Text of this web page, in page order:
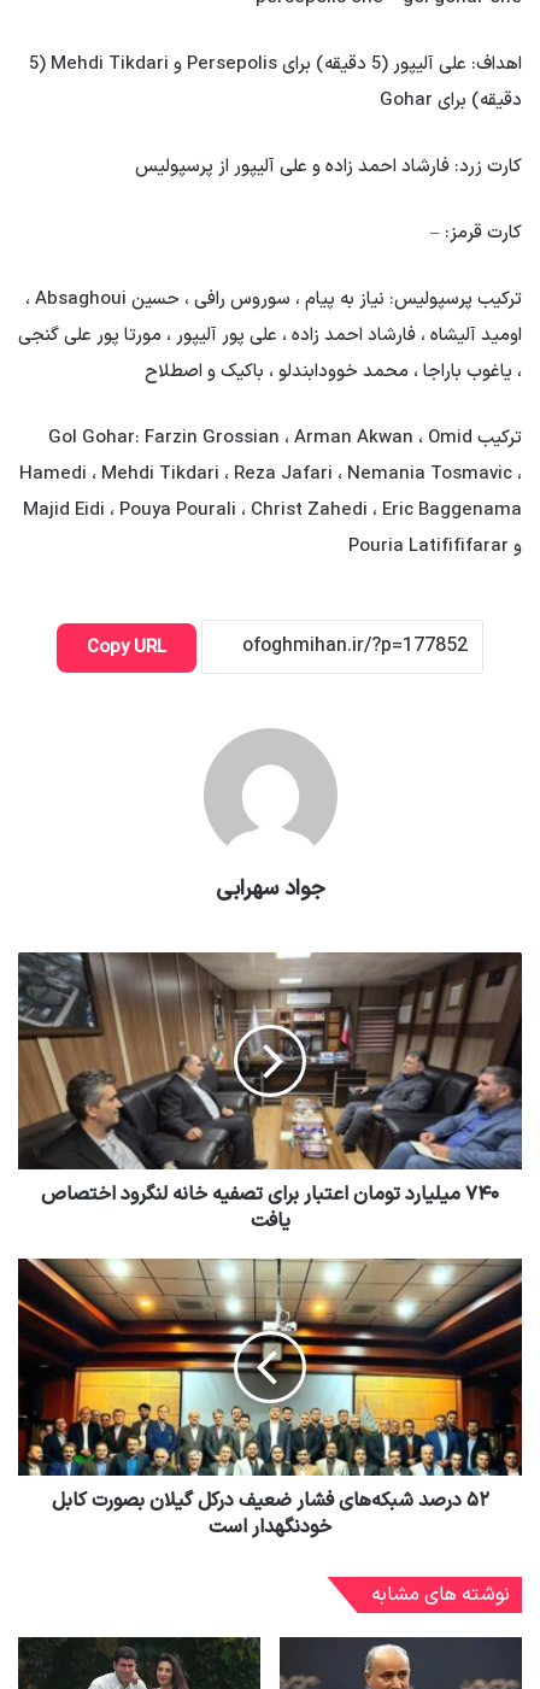
اهداف: علی آلیپور (5 دقیقه) برای Persepolis و Mehdi Tikdari (5
دقیقه) برای Gohar
کارت زرد: فارشاد احمد زاده و علی آلیپور از پرسپولیس
کارت قرمز: –
ترکیب پرسپولیس: نیاز به پیام ، سوروس رافی ، حسین Absaghoui ،
اومید آلیشاه ، فارشاد احمد زاده ، علی پور آلیپور ، مورتا پور علی گنجی
، یاغوب باراجا ، محمد خوودابندلو ، باکیک و اصطلاح
ترکیب Gol Gohar: Farzin Grossian ، Arman Akwan ، Omid
Hamedi ، Mehdi Tikdari ، Reza Jafari ، Nemania Tosmavic ،
Majid Eidi ، Pouya Pourali ، Christ Zahedi ، Eric Baggenama
و Pouria Latifififarar
Copy URL
جواد سهرابی
۷۴۰ میلیارد تومان اعتبار برای تصفیه خانه لنگرود اختصاص
یافت
۵۲ درصد شبکه‌های فشار ضعیف درکل گیلان بصورت کابل
خودنگهدار است
نوشته های مشابه